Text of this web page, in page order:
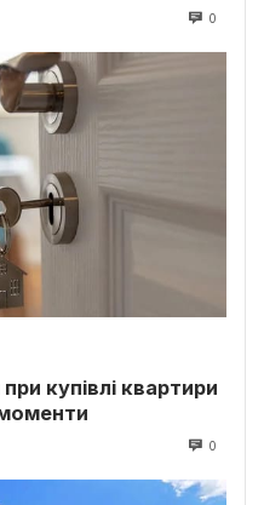
0
купівлі квартири
0